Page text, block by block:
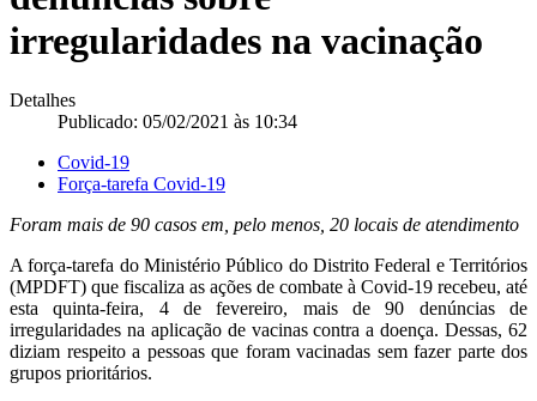
irregularidades na vacinação
Detalhes
Publicado: 05/02/2021 às 10:34
Covid-19
Força-tarefa Covid-19
Foram mais de 90 casos em, pelo menos, 20 locais de atendimento
A força-tarefa do Ministério Público do Distrito Federal e Territórios
(MPDFT) que fiscaliza as ações de combate à Covid-19 recebeu, até
esta quinta-feira, 4 de fevereiro, mais de 90 denúncias de
irregularidades na aplicação de vacinas contra a doença. Dessas, 62
diziam respeito a pessoas que foram vacinadas sem fazer parte dos
grupos prioritários.